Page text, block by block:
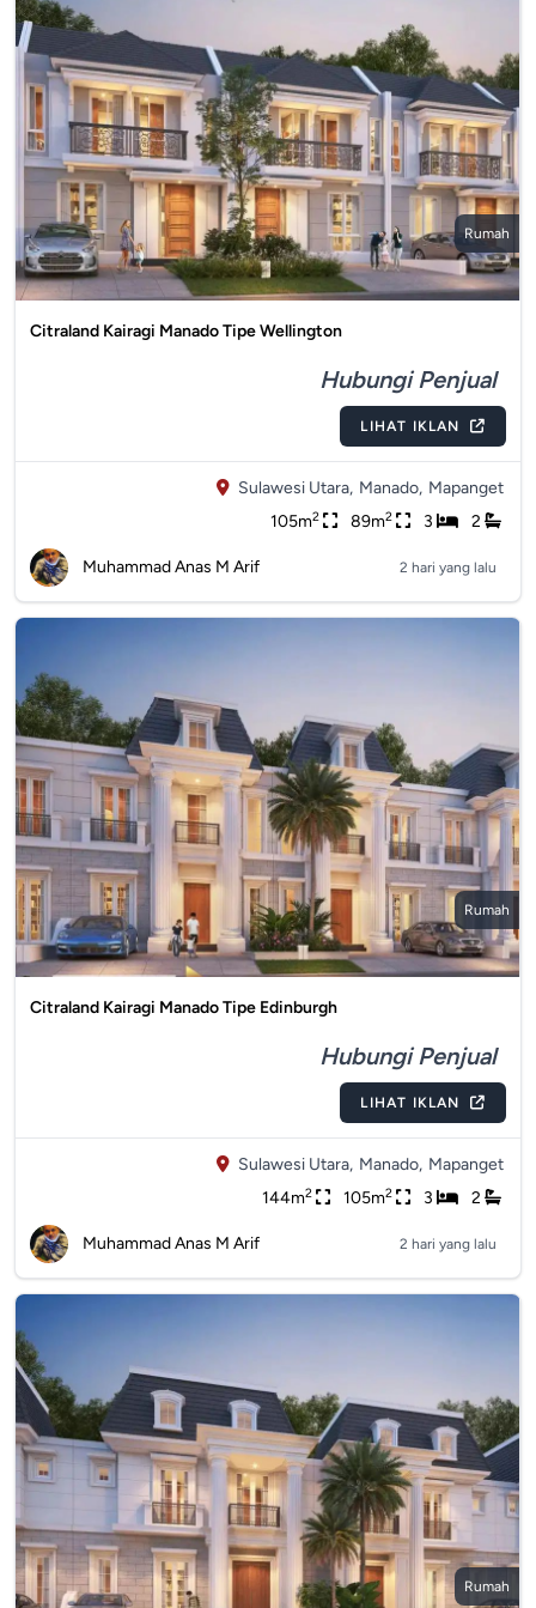
Rumah
Citraland Kairagi Manado Tipe Wellington
Hubungi Penjual
LIHAT IKLAN
Sulawesi Utara, Manado, Mapanget
105m2 89m2 3 2
Muhammad Anas M Arif 2 hari yang lalu
Rumah
Citraland Kairagi Manado Tipe Edinburgh
Hubungi Penjual
LIHAT IKLAN
Sulawesi Utara, Manado, Mapanget
144m2 105m2 3 2
Muhammad Anas M Arif 2 hari yang lalu
Rumah